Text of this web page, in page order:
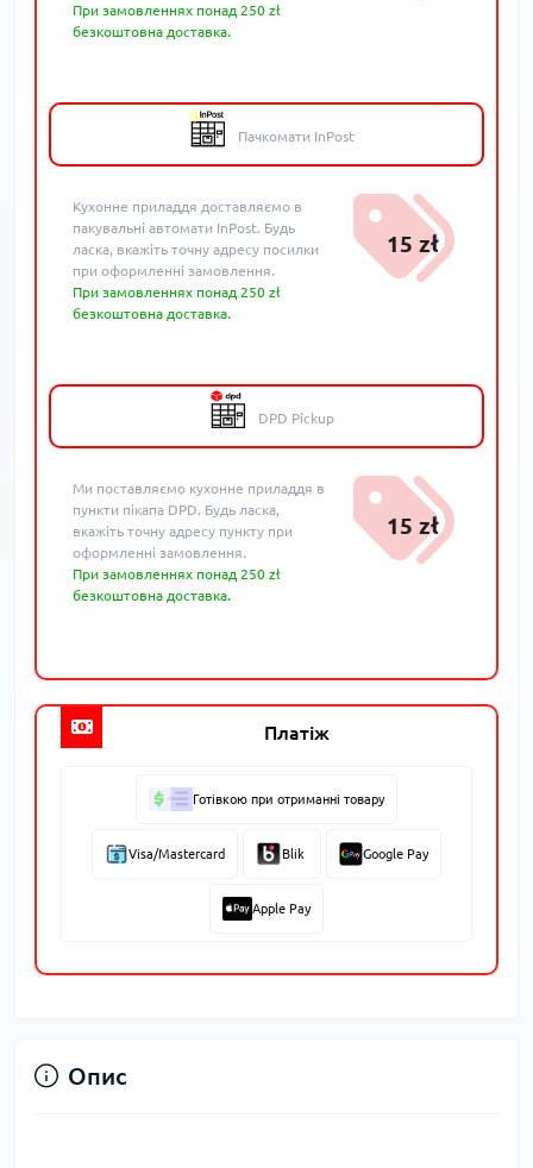
При замовленнях понад 250 zł
безкоштовна доставка.
Пачкомати InPost
Кухонне приладдя доставляємо в
пакувальні автомати InPost. Будь
ласка, вкажіть точну адресу посилки
при оформленні замовлення.
При замовленнях понад 250 zł
безкоштовна доставка.
15 zł
DPD Pickup
Ми поставляємо кухонне приладдя в
пункти пікапа DPD. Будь ласка,
вкажіть точну адресу пункту при
оформленні замовлення.
При замовленнях понад 250 zł
безкоштовна доставка.
15 zł
Платіж
Готівкою при отриманні товару
Visa/Mastercard Blik Google Pay
Apple Pay
Опис